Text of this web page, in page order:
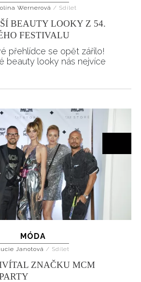
Wernerová / Sdílet
BEAUTY LOOKY Z 54.
FESTIVALU
přehlídce se opět zářilo!
beauty looky nás nejvíce
MÓDA
Janotová / Sdílet
ZNAČKU MCM